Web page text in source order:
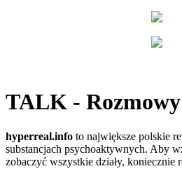
TALK -
hyperreal.info to największe polskie
substancjach psychoaktywnych. Aby
zobaczyć wszystkie działy, koniecznie